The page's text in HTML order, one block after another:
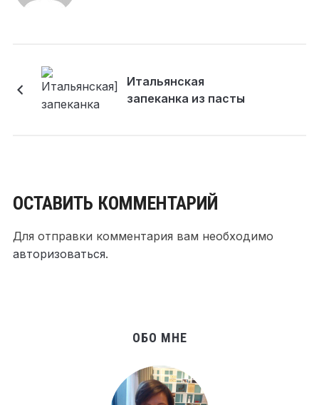
Итальянская
запеканка из пасты
ОСТАВИТЬ КОММЕНТАРИЙ
Для отправки комментария вам необходимо
авторизоваться.
ОБО МНЕ